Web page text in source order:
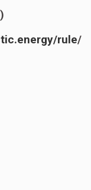
rule/